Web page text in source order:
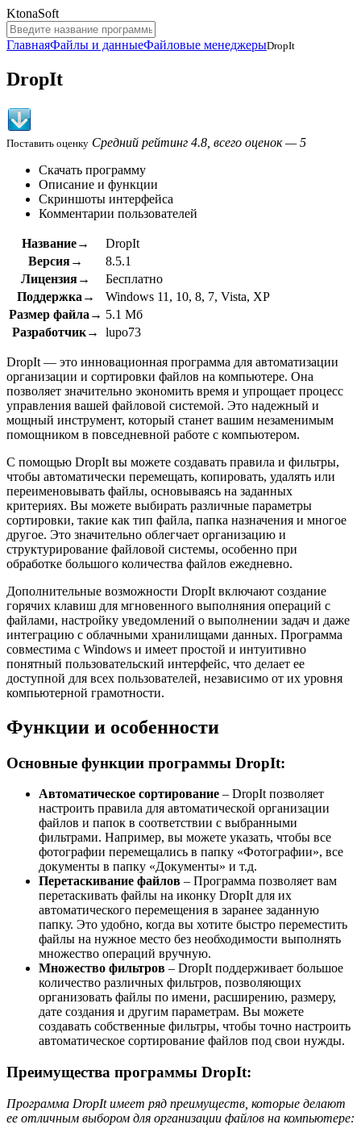
KtonaSoft
ГлавнаяФайлы и данныеФайловые менеджерыDropIt
DropIt
Поставить оценку Средний рейтинг 4.8, всего оценок — 5
Скачать программу
Описание и функции
Скриншоты интерфейса
Комментарии пользователей
Название→
DropIt
Версия→
8.5.1
Лицензия→
Бесплатно
Поддержка→
Windows 11, 10, 8, 7, Vista, XP
Размер файла→ 5.1 Мб
Разработчик→
lupo73
DropIt — это инновационная программа для автоматизации
организации и сортировки файлов на компьютере. Она
позволяет значительно экономить время и упрощает процесс
управления вашей файловой системой. Это надежный и
мощный инструмент, который станет вашим незаменимым
помощником в повседневной работе с компьютером.
С помощью DropIt вы можете создавать правила и фильтры,
чтобы автоматически перемещать, копировать, удалять или
переименовывать файлы, основываясь на заданных
критериях. Вы можете выбирать различные параметры
сортировки, такие как тип файла, папка назначения и многое
другое. Это значительно облегчает организацию и
структурирование файловой системы, особенно при
обработке большого количества файлов ежедневно.
Дополнительные возможности DropIt включают создание
горячих клавиш для мгновенного выполняния операций с
файлами, настройку уведомлений о выполнении задач и даже
интеграцию с облачными хранилищами данных. Программа
совместима с Windows и имеет простой и интуитивно
понятный пользовательский интерфейс, что делает ее
доступной для всех пользователей, независимо от их уровня
компьютерной грамотности.
Функции и особенности
Основные функции программы DropIt:
Автоматическое сортирование – DropIt позволяет
настроить правила для автоматической организации
файлов и папок в соответствии с выбранными
фильтрами. Например, вы можете указать, чтобы все
фотографии перемещались в папку «Фотографии», все
документы в папку «Документы» и т.д.
Перетаскивание файлов – Программа позволяет вам
перетаскивать файлы на иконку DropIt для их
автоматического перемещения в заранее заданную
папку. Это удобно, когда вы хотите быстро переместить
файлы на нужное место без необходимости выполнять
множество операций вручную.
Множество фильтров – DropIt поддерживает большое
количество различных фильтров, позволяющих
организовать файлы по имени, расширению, размеру,
дате создания и другим параметрам. Вы можете
создавать собственные фильтры, чтобы точно настроить
автоматическое сортирование файлов под свои нужды.
Преимущества программы DropIt:
Программа DropIt имеет ряд преимуществ, которые делают
ее отличным выбором для организации файлов на компьютере: